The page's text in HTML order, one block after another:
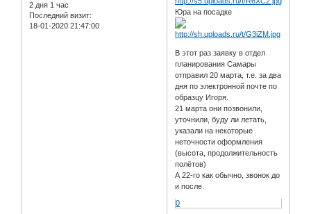
2 дня 1 час
Последний визит:
18-01-2020 21:47:00
Юра на посадке
В этот раз заявку в отдел
планирования Самары
отправил 20 марта, т.е. за два
дня по электронной почте по
образцу Игоря.
21 марта они позвонили,
уточнили, буду ли летать,
указали на некоторые
неточности оформления
(высота, продолжительность
полётов)
А 22-го как обычно, звонок до
и после.
0